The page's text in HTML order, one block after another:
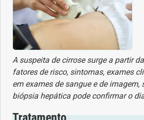
A suspeita de cirrose surge a partir
fatores de risco, sintomas, exames
em exames de sangue e de imagem,
biópsia hepática pode confirmar o